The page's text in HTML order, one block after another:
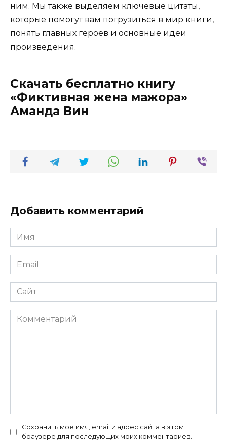
ним. Мы также выделяем ключевые цитаты,
которые помогут вам погрузиться в мир книги,
понять главных героев и основные идеи
произведения.
Скачать бесплатно книгу
«Фиктивная жена мажора»
Аманда Вин
Добавить комментарий
Имя
*
Email
*
Сайт
Комментарий
Сохранить моё имя, email и адрес сайта в этом
браузере для последующих моих комментариев.